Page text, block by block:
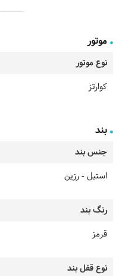
موتور
نوع موتور
کوارتز
بند
جنس بند
استیل - رزین
رنگ بند
قرمز
نوع قفل بند